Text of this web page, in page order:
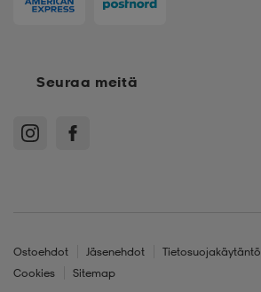
Seuraa meitä
Ostoehdot Jäsenehdot Tietosuojakäytäntö
Cookies
Sitemap